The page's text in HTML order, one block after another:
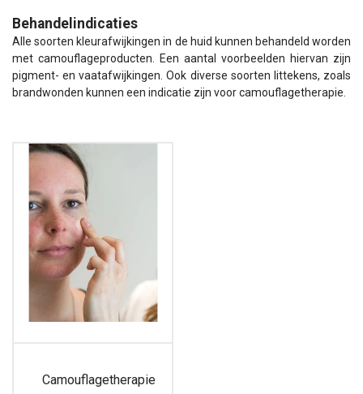
Behandelindicaties
Alle soorten kleurafwijkingen in de huid kunnen behandeld worden
met camouflageproducten. Een aantal voorbeelden hiervan zijn
pigment- en vaatafwijkingen. Ook diverse soorten littekens, zoals
brandwonden kunnen een indicatie zijn voor camouflagetherapie.
Camouflagetherapie